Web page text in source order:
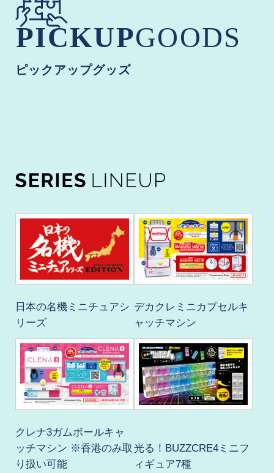
ピックアップグッズ
日本の名機ミニチュアシ
リーズ
デカクレミニカプセルキ
ャッチマシン
クレナ3ガムボールキャ
ッチマシン ※香港のみ取
り扱い可能
光る！BUZZCRE4ミニフ
ィギュア7種